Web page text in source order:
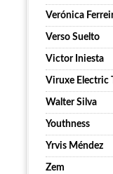
Verónica
Verso Suelto
Victor Iniesta
Viruxe Electric
Walter Silva
Youthness
Yrvis Méndez
Zem